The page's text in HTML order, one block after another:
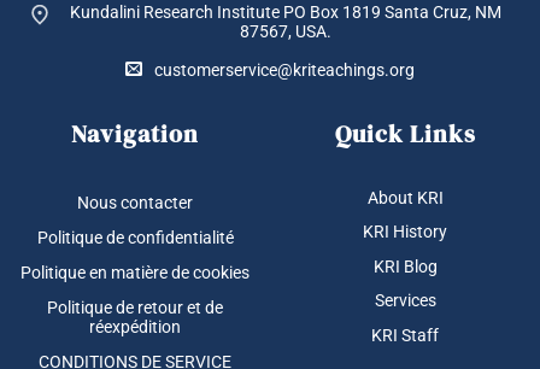
Kundalini Research Institute PO Box 1819 Santa Cruz, NM
87567, USA.
customerservice@kriteachings.org
Navigation
Nous contacter
Politique de confidentialité
Politique en matière de cookies
Politique de retour et de
réexpédition
CONDITIONS DE SERVICE
Quick Links
About KRI
KRI History
KRI Blog
Services
KRI Staff